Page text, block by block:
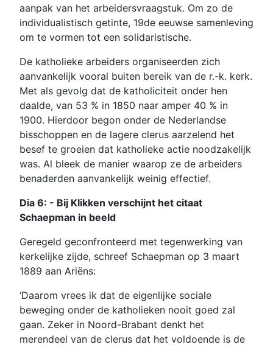
aanpak van het arbeidersvraagstuk. Om zo de
individualistisch getinte, 19de eeuwse samenleving
om te vormen tot een solidaristische.
De katholieke arbeiders organiseerden zich
aanvankelijk vooral buiten bereik van de r.-k. kerk.
Met als gevolg dat de katholiciteit onder hen
daalde, van 53 % in 1850 naar amper 40 % in
1900. Hierdoor begon onder de Nederlandse
bisschoppen en de lagere clerus aarzelend het
besef te groeien dat katholieke actie noodzakelijk
was. Al bleek de manier waarop ze de arbeiders
benaderden aanvankelijk weinig effectief.
Dia 6: - Bij Klikken verschijnt het citaat
Schaepman in beeld
Geregeld geconfronteerd met tegenwerking van
kerkelijke zijde, schreef Schaepman op 3 maart
1889 aan Ariëns:
‘Daarom vrees ik dat de eigenlijke sociale
beweging onder de katholieken nooit goed zal
gaan. Zeker in Noord-Brabant denkt het
merendeel van de clerus dat het voldoende is de